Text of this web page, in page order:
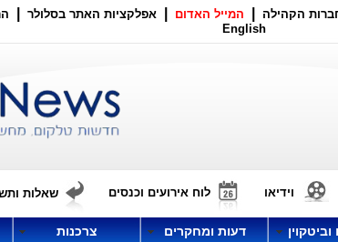
הקהילה המייל האדום אפלקציות האתר בסלולר
English
וידיאו לוח אירועים וכנסים שאלות
דעות ומחקרים צרכנות